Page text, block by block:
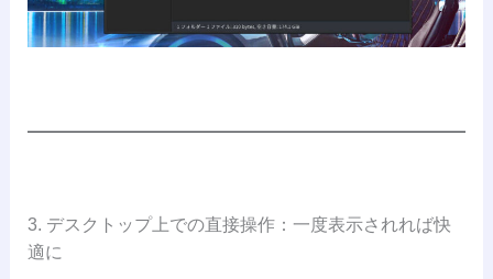
3. デスクトップ上での直接操作：一度表示されれば快
適に